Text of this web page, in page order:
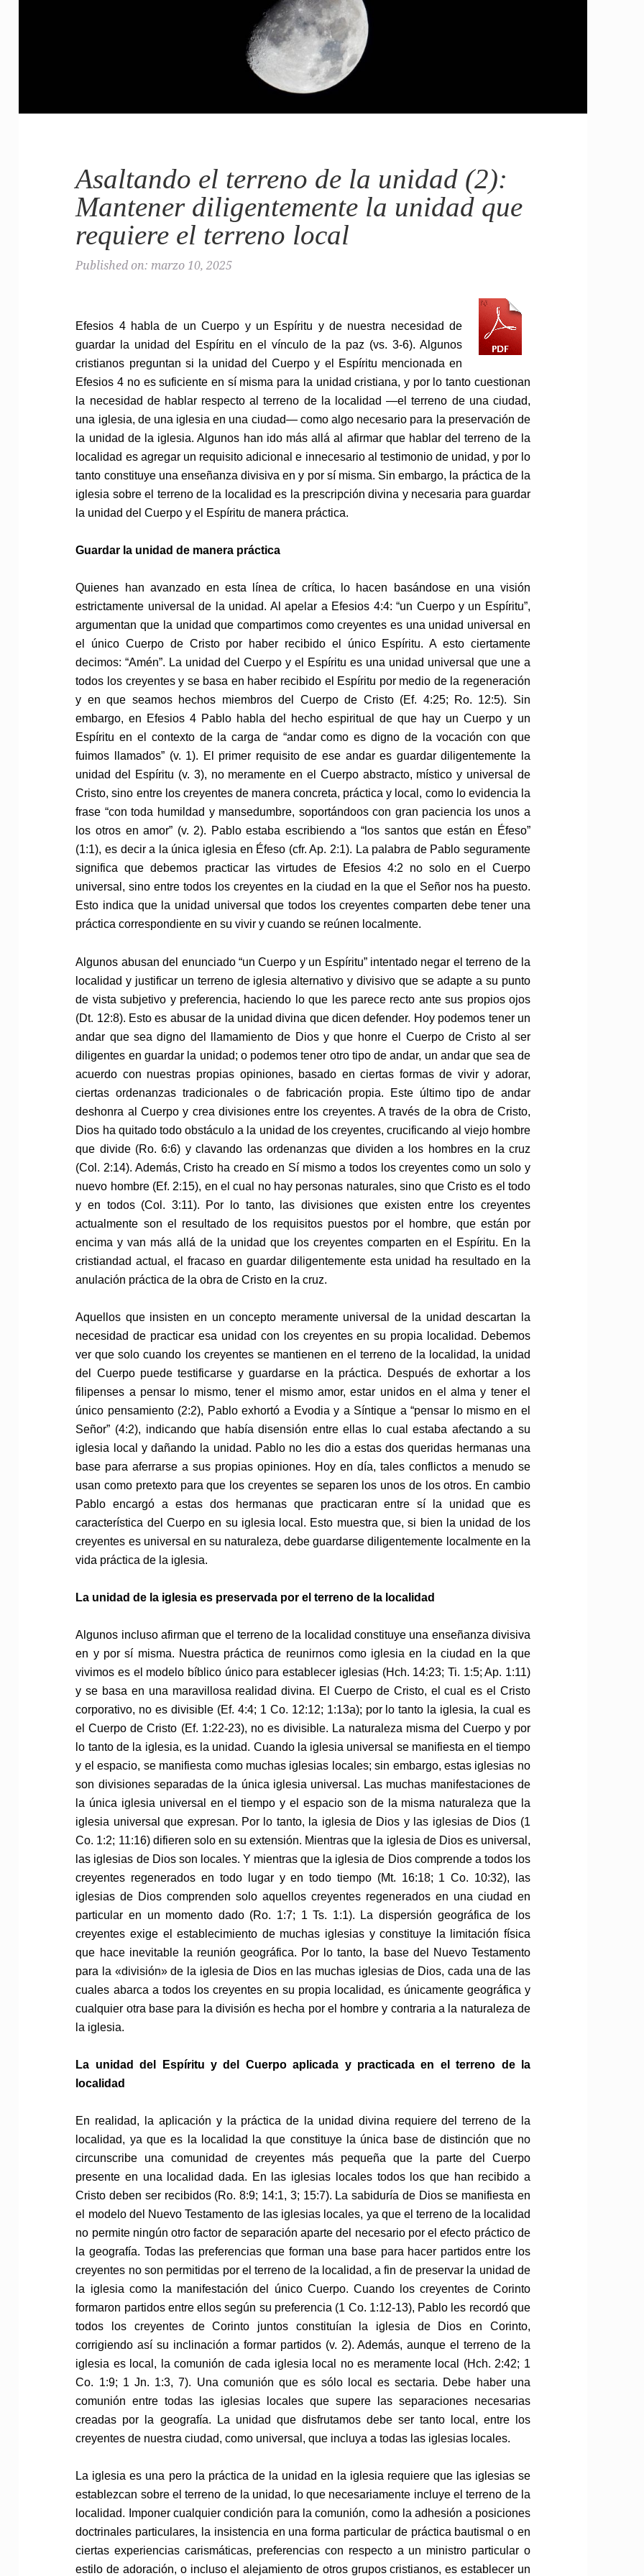
Asaltando el terreno de la unidad (2):
Mantener diligentemente la unidad que
requiere el terreno local
Published on: marzo 10, 2025
Efesios 4 habla de un Cuerpo y un Espíritu y de nuestra necesidad de
guardar la unidad del Espíritu en el vínculo de la paz (vs. 3-6). Algunos
cristianos preguntan si la unidad del Cuerpo y el Espíritu mencionada en
Efesios 4 no es suficiente en sí misma para la unidad cristiana, y por lo tanto cuestionan
la necesidad de hablar respecto al terreno de la localidad —el terreno de una ciudad,
una iglesia, de una iglesia en una ciudad— como algo necesario para la preservación de
la unidad de la iglesia. Algunos han ido más allá al afirmar que hablar del terreno de la
localidad es agregar un requisito adicional e innecesario al testimonio de unidad, y por lo
tanto constituye una enseñanza divisiva en y por sí misma. Sin embargo, la práctica de la
iglesia sobre el terreno de la localidad es la prescripción divina y necesaria para guardar
la unidad del Cuerpo y el Espíritu de manera práctica.
Guardar la unidad de manera práctica
Quienes han avanzado en esta línea de crítica, lo hacen basándose en una visión
estrictamente universal de la unidad. Al apelar a Efesios 4:4: “un Cuerpo y un Espíritu”,
argumentan que la unidad que compartimos como creyentes es una unidad universal en
el único Cuerpo de Cristo por haber recibido el único Espíritu. A esto ciertamente
decimos: “Amén”. La unidad del Cuerpo y el Espíritu es una unidad universal que une a
todos los creyentes y se basa en haber recibido el Espíritu por medio de la regeneración
y en que seamos hechos miembros del Cuerpo de Cristo (Ef. 4:25; Ro. 12:5). Sin
embargo, en Efesios 4 Pablo habla del hecho espiritual de que hay un Cuerpo y un
Espíritu en el contexto de la carga de “andar como es digno de la vocación con que
fuimos llamados” (v. 1). El primer requisito de ese andar es guardar diligentemente la
unidad del Espíritu (v. 3), no meramente en el Cuerpo abstracto, místico y universal de
Cristo, sino entre los creyentes de manera concreta, práctica y local, como lo evidencia la
frase “con toda humildad y mansedumbre, soportándoos con gran paciencia los unos a
los otros en amor” (v. 2). Pablo estaba escribiendo a “los santos que están en Éfeso”
(1:1), es decir a la única iglesia en Éfeso (cfr. Ap. 2:1). La palabra de Pablo seguramente
significa que debemos practicar las virtudes de Efesios 4:2 no solo en el Cuerpo
universal, sino entre todos los creyentes en la ciudad en la que el Señor nos ha puesto.
Esto indica que la unidad universal que todos los creyentes comparten debe tener una
práctica correspondiente en su vivir y cuando se reúnen localmente.
Algunos abusan del enunciado “un Cuerpo y un Espíritu” intentado negar el terreno de la
localidad y justificar un terreno de iglesia alternativo y divisivo que se adapte a su punto
de vista subjetivo y preferencia, haciendo lo que les parece recto ante sus propios ojos
(Dt. 12:8). Esto es abusar de la unidad divina que dicen defender. Hoy podemos tener un
andar que sea digno del llamamiento de Dios y que honre el Cuerpo de Cristo al ser
diligentes en guardar la unidad; o podemos tener otro tipo de andar, un andar que sea de
acuerdo con nuestras propias opiniones, basado en ciertas formas de vivir y adorar,
ciertas ordenanzas tradicionales o de fabricación propia. Este último tipo de andar
deshonra al Cuerpo y crea divisiones entre los creyentes. A través de la obra de Cristo,
Dios ha quitado todo obstáculo a la unidad de los creyentes, crucificando al viejo hombre
que divide (Ro. 6:6) y clavando las ordenanzas que dividen a los hombres en la cruz
(Col. 2:14). Además, Cristo ha creado en Sí mismo a todos los creyentes como un solo y
nuevo hombre (Ef. 2:15), en el cual no hay personas naturales, sino que Cristo es el todo
y en todos (Col. 3:11). Por lo tanto, las divisiones que existen entre los creyentes
actualmente son el resultado de los requisitos puestos por el hombre, que están por
encima y van más allá de la unidad que los creyentes comparten en el Espíritu. En la
cristiandad actual, el fracaso en guardar diligentemente esta unidad ha resultado en la
anulación práctica de la obra de Cristo en la cruz.
Aquellos que insisten en un concepto meramente universal de la unidad descartan la
necesidad de practicar esa unidad con los creyentes en su propia localidad. Debemos
ver que solo cuando los creyentes se mantienen en el terreno de la localidad, la unidad
del Cuerpo puede testificarse y guardarse en la práctica. Después de exhortar a los
filipenses a pensar lo mismo, tener el mismo amor, estar unidos en el alma y tener el
único pensamiento (2:2), Pablo exhortó a Evodia y a Síntique a “pensar lo mismo en el
Señor” (4:2), indicando que había disensión entre ellas lo cual estaba afectando a su
iglesia local y dañando la unidad. Pablo no les dio a estas dos queridas hermanas una
base para aferrarse a sus propias opiniones. Hoy en día, tales conflictos a menudo se
usan como pretexto para que los creyentes se separen los unos de los otros. En cambio
Pablo encargó a estas dos hermanas que practicaran entre sí la unidad que es
característica del Cuerpo en su iglesia local. Esto muestra que, si bien la unidad de los
creyentes es universal en su naturaleza, debe guardarse diligentemente localmente en la
vida práctica de la iglesia.
La unidad de la iglesia es preservada por el terreno de la localidad
Algunos incluso afirman que el terreno de la localidad constituye una enseñanza divisiva
en y por sí misma. Nuestra práctica de reunirnos como iglesia en la ciudad en la que
vivimos es el modelo bíblico único para establecer iglesias (Hch. 14:23; Ti. 1:5; Ap. 1:11)
y se basa en una maravillosa realidad divina. El Cuerpo de Cristo, el cual es el Cristo
corporativo, no es divisible (Ef. 4:4; 1 Co. 12:12; 1:13a); por lo tanto la iglesia, la cual es
el Cuerpo de Cristo (Ef. 1:22-23), no es divisible. La naturaleza misma del Cuerpo y por
lo tanto de la iglesia, es la unidad. Cuando la iglesia universal se manifiesta en el tiempo
y el espacio, se manifiesta como muchas iglesias locales; sin embargo, estas iglesias no
son divisiones separadas de la única iglesia universal. Las muchas manifestaciones de
la única iglesia universal en el tiempo y el espacio son de la misma naturaleza que la
iglesia universal que expresan. Por lo tanto, la iglesia de Dios y las iglesias de Dios (1
Co. 1:2; 11:16) difieren solo en su extensión. Mientras que la iglesia de Dios es universal,
las iglesias de Dios son locales. Y mientras que la iglesia de Dios comprende a todos los
creyentes regenerados en todo lugar y en todo tiempo (Mt. 16:18; 1 Co. 10:32), las
iglesias de Dios comprenden solo aquellos creyentes regenerados en una ciudad en
particular en un momento dado (Ro. 1:7; 1 Ts. 1:1). La dispersión geográfica de los
creyentes exige el establecimiento de muchas iglesias y constituye la limitación física
que hace inevitable la reunión geográfica. Por lo tanto, la base del Nuevo Testamento
para la «división» de la iglesia de Dios en las muchas iglesias de Dios, cada una de las
cuales abarca a todos los creyentes en su propia localidad, es únicamente geográfica y
cualquier otra base para la división es hecha por el hombre y contraria a la naturaleza de
la iglesia.
La unidad del Espíritu y del Cuerpo aplicada y practicada en el terreno de la
localidad
En realidad, la aplicación y la práctica de la unidad divina requiere del terreno de la
localidad, ya que es la localidad la que constituye la única base de distinción que no
circunscribe una comunidad de creyentes más pequeña que la parte del Cuerpo
presente en una localidad dada. En las iglesias locales todos los que han recibido a
Cristo deben ser recibidos (Ro. 8:9; 14:1, 3; 15:7). La sabiduría de Dios se manifiesta en
el modelo del Nuevo Testamento de las iglesias locales, ya que el terreno de la localidad
no permite ningún otro factor de separación aparte del necesario por el efecto práctico de
la geografía. Todas las preferencias que forman una base para hacer partidos entre los
creyentes no son permitidas por el terreno de la localidad, a fin de preservar la unidad de
la iglesia como la manifestación del único Cuerpo. Cuando los creyentes de Corinto
formaron partidos entre ellos según su preferencia (1 Co. 1:12-13), Pablo les recordó que
todos los creyentes de Corinto juntos constituían la iglesia de Dios en Corinto,
corrigiendo así su inclinación a formar partidos (v. 2). Además, aunque el terreno de la
iglesia es local, la comunión de cada iglesia local no es meramente local (Hch. 2:42; 1
Co. 1:9; 1 Jn. 1:3, 7). Una comunión que es sólo local es sectaria. Debe haber una
comunión entre todas las iglesias locales que supere las separaciones necesarias
creadas por la geografía. La unidad que disfrutamos debe ser tanto local, entre los
creyentes de nuestra ciudad, como universal, que incluya a todas las iglesias locales.
La iglesia es una pero la práctica de la unidad en la iglesia requiere que las iglesias se
establezcan sobre el terreno de la unidad, lo que necesariamente incluye el terreno de la
localidad. Imponer cualquier condición para la comunión, como la adhesión a posiciones
doctrinales particulares, la insistencia en una forma particular de práctica bautismal o en
ciertas experiencias carismáticas, preferencias con respecto a un ministro particular o
estilo de adoración, o incluso el alejamiento de otros grupos cristianos, es establecer un